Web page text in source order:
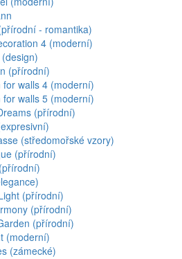
- romantika)
4 (moderní)
(přírodní)
for walls 4 (moderní)
for walls 5 (moderní)
(přírodní)
(středomořské vzory)
(přírodní)
(přírodní)
(přírodní)
(přírodní)
(moderní)
(zámecké)